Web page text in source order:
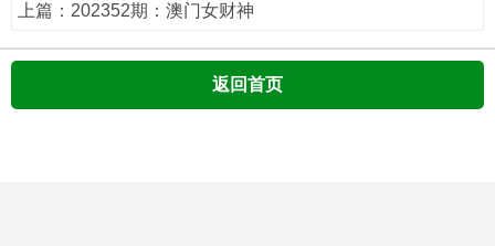
上篇：202352期：澳门女财神
返回首页